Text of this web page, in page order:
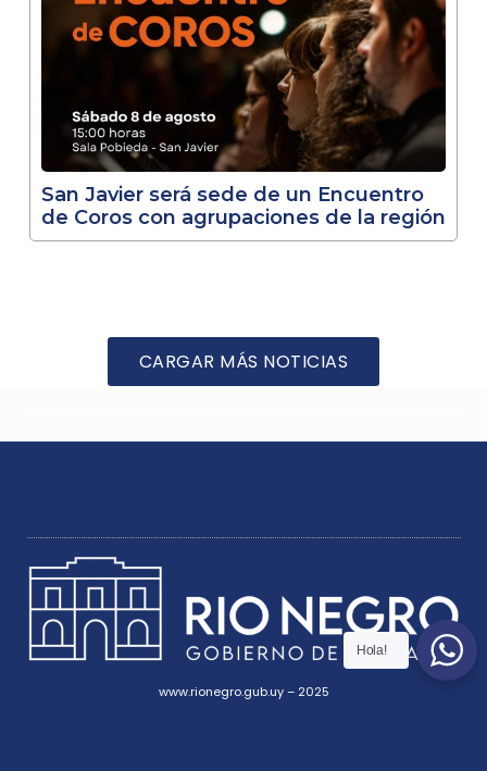
San Javier será sede de un Encuentro
de Coros con agrupaciones de la región
CARGAR MÁS NOTICIAS
www.rionegro.gub.uy – 2025
Hola!